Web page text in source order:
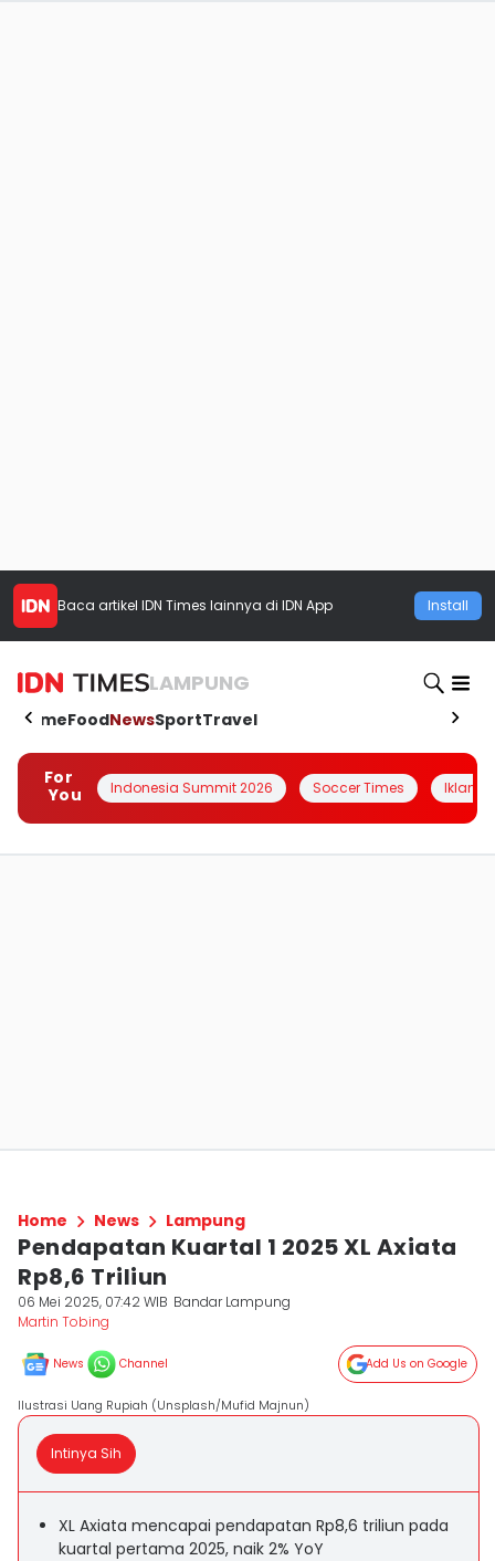
Baca artikel IDN Times lainnya di IDN App Install
LAMPUNG
HomeFoodNewsSportTravel
For
You
Indonesia Summit 2026 Soccer Times Iklanin
Home News Lampung
Pendapatan Kuartal 1 2025 XL Axiata
Rp8,6 Triliun
06 Mei 2025, 07:42 WIB Bandar Lampung
Martin Tobing
News Channel Add Us on Google
Ilustrasi Uang Rupiah (Unsplash/Mufid Majnun)
Intinya Sih
XL Axiata mencapai pendapatan Rp8,6 triliun pada
kuartal pertama 2025, naik 2% YoY